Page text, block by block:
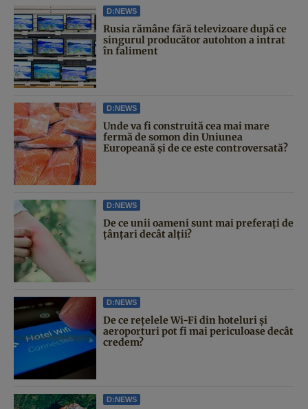
D:NEWS
Rusia rămâne fără televizoare după ce
singurul producător autohton a intrat
în faliment
D:NEWS
Unde va fi construită cea mai mare
fermă de somon din Uniunea
Europeană și de ce este controversată?
D:NEWS
De ce unii oameni sunt mai preferați de
țânțari decât alții?
D:NEWS
De ce rețelele Wi-Fi din hoteluri și
aeroporturi pot fi mai periculoase decât
credem?
D:NEWS